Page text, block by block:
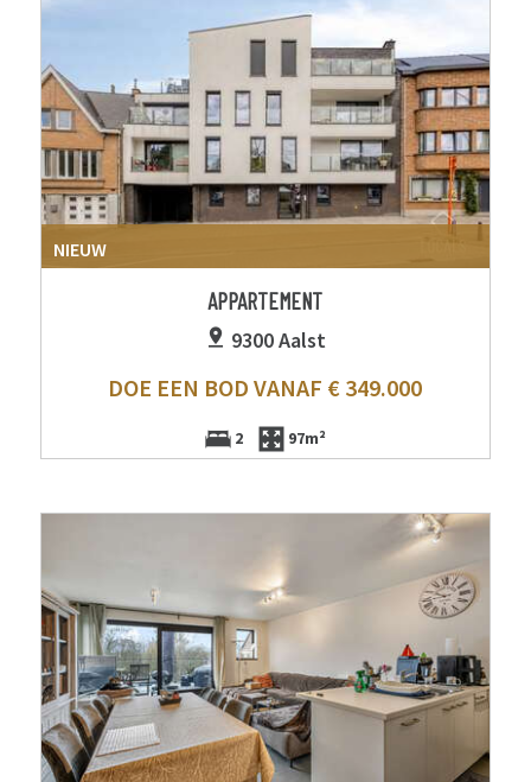
NIEUW
APPARTEMENT
9300 Aalst
DOE EEN BOD VANAF € 349.000
2 97m²